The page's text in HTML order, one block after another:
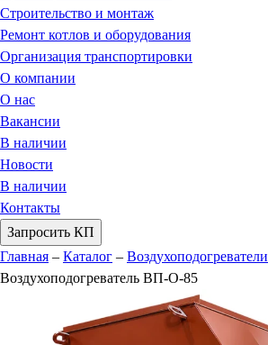
Строительство и монтаж
Ремонт котлов и оборудования
Организация транспортировки
О компании
О нас
Вакансии
В наличии
Новости
В наличии
Контакты
Запросить КП
Главная – Каталог – Воздухоподогреватели
Воздухоподогреватель ВП-О-85